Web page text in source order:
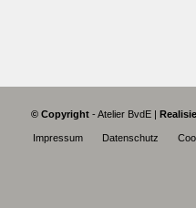
© Copyright- Atelier BvdE |
Impressum Datenschutz